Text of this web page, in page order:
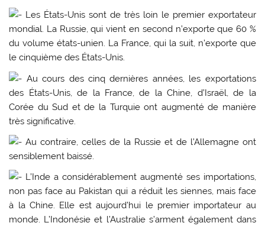
Les États-Unis sont de très loin le premier exportateur
mondial. La Russie, qui vient en second n’exporte que 60 %
du volume états-unien. La France, qui la suit, n’exporte que
le cinquième des États-Unis.
Au cours des cinq dernières années, les exportations
des États-Unis, de la France, de la Chine, d’Israël, de la
Corée du Sud et de la Turquie ont augmenté de manière
très significative.
Au contraire, celles de la Russie et de l’Allemagne ont
sensiblement baissé.
L’Inde a considérablement augmenté ses importations,
non pas face au Pakistan qui a réduit les siennes, mais face
à la Chine. Elle est aujourd’hui le premier importateur au
monde. L’Indonésie et l’Australie s’arment également dans